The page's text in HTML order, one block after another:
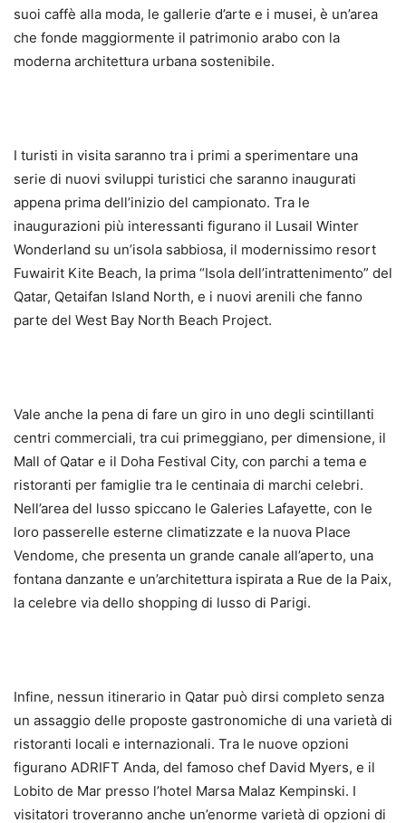
suoi caffè alla moda, le gallerie d’arte e i musei, è un’area
che fonde maggiormente il patrimonio arabo con la
moderna architettura urbana sostenibile.
I turisti in visita saranno tra i primi a sperimentare una
serie di nuovi sviluppi turistici che saranno inaugurati
appena prima dell’inizio del campionato. Tra le
inaugurazioni più interessanti figurano il Lusail Winter
Wonderland su un’isola sabbiosa, il modernissimo resort
Fuwairit Kite Beach, la prima “Isola dell’intrattenimento” del
Qatar, Qetaifan Island North, e i nuovi arenili che fanno
parte del West Bay North Beach Project.
Vale anche la pena di fare un giro in uno degli scintillanti
centri commerciali, tra cui primeggiano, per dimensione, il
Mall of Qatar e il Doha Festival City, con parchi a tema e
ristoranti per famiglie tra le centinaia di marchi celebri.
Nell’area del lusso spiccano le Galeries Lafayette, con le
loro passerelle esterne climatizzate e la nuova Place
Vendome, che presenta un grande canale all’aperto, una
fontana danzante e un’architettura ispirata a Rue de la Paix,
la celebre via dello shopping di lusso di Parigi.
Infine, nessun itinerario in Qatar può dirsi completo senza
un assaggio delle proposte gastronomiche di una varietà di
ristoranti locali e internazionali. Tra le nuove opzioni
figurano ADRIFT Anda, del famoso chef David Myers, e il
Lobito de Mar presso l’hotel Marsa Malaz Kempinski. I
visitatori troveranno anche un’enorme varietà di opzioni di